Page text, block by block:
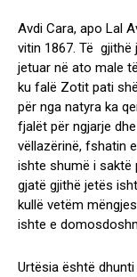
Avdi Cara, apo Lal
vitin 1867. Të gjithë
jetuar në ato male
ku falë Zotit pati
për nga natyra ka
fjalët për ngjarje
vëllazërinë, fshatin
ishte shumë i saktë
gjatë gjithë jetës
kullë vetëm
ishte e
Urtësia është